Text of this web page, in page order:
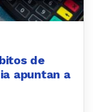
de
apuntan a